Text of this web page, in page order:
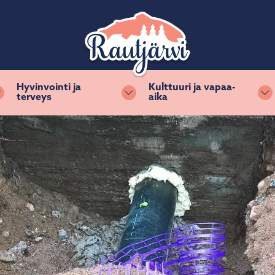
alasvetovalikkoa
Hyvinvointi ja
terveys
Vaihda alasvetovalikkoa
Kulttuuri ja vapaa-
aika